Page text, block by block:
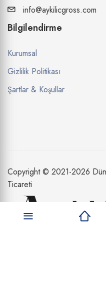
info@aykilicgross.com
Bilgilendirme
Kurumsal
Gizlilik Politikası
Şartlar & Koşullar
Copyright © 2021-2026
Ticareti